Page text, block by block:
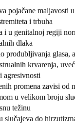
pojačane maljavosti
i trbuha
i u genitalnoj regiji
dlaka
produbljivanja glasa,
krvarenja,
agresivnosti
promena zavisi od
u velikom broju
težinu
slučajeva do